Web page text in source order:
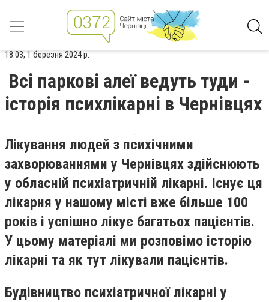
18:03, 1 березня 2024 р.
Всі паркові алеї ведуть туди -
історія психлікарні в Чернівцях
Лікування людей з психічними
захворюваннями у Чернівцях здійснюють
у обласній психіатричній лікарні. Існує ця
лікарня у нашому місті вже більше 100
років і успішно лікує багатьох пацієнтів.
У цьому матеріалі ми розповімо історію
лікарні та як тут лікували пацієнтів.
Будівництво психіатричної лікарні у